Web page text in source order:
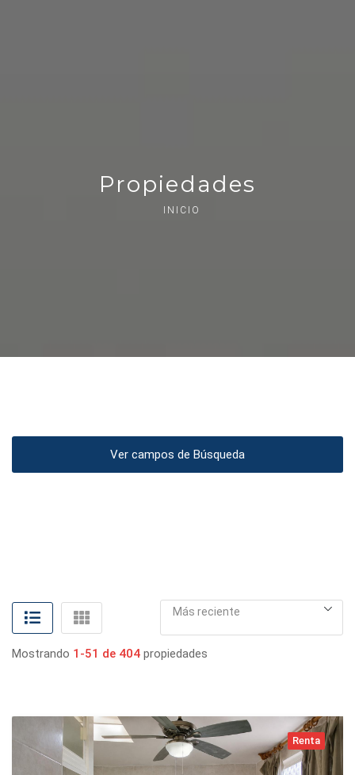
Propiedades
INICIO
Más reciente
Mostrando 1-51 de 404 propiedades
Renta
Ver campos de Búsqueda